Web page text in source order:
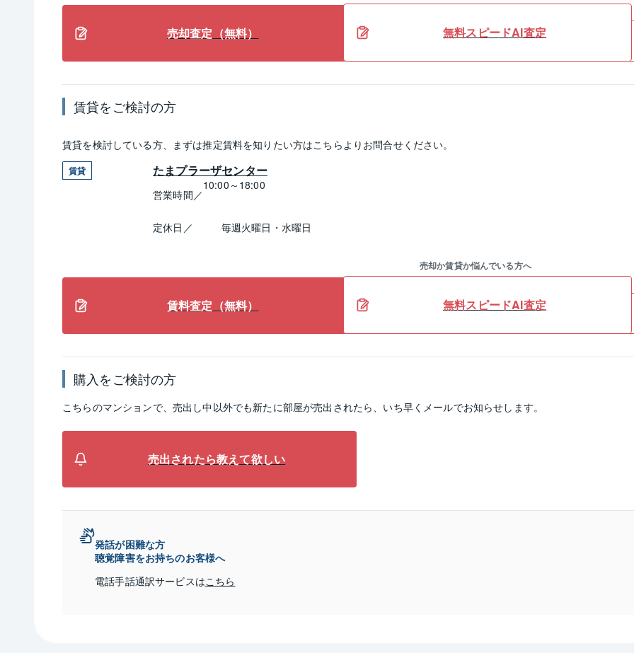
売却査定（無料） 無料スピードAI査定
賃貸をご検討の方
賃貸を検討している方、まずは推定賃料を知りたい方はこちらよりお問合せください。
賃貸 たまプラーザセンター
営業時間／
10:00～18:00
定休日／ 毎週火曜日・水曜日
賃料査定（無料）
売却か賃貸か悩んでいる方へ
無料スピードAI査定
購入をご検討の方
こちらのマンションで、売出し中以外でも新たに部屋が売出されたら、いち早くメールでお知らせします。
売出されたら教えて欲しい
発話が困難な方
聴覚障害をお持ちのお客様へ
電話手話通訳サービスはこちら